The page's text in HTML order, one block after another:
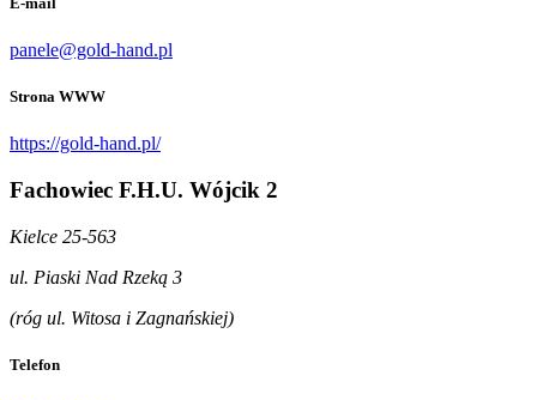
panele@gold-hand.pl
Strona WWW
https://gold-hand.pl/
Fachowiec F.H.U. Wójcik 2
Kielce 25-563
ul. Piaski Nad Rzeką 3
(róg ul. Witosa i Zagnańskiej)
Telefon